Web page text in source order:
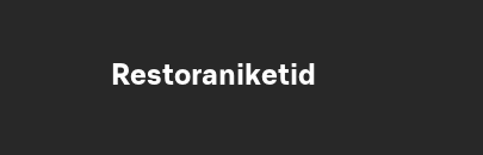
Restoraniketid